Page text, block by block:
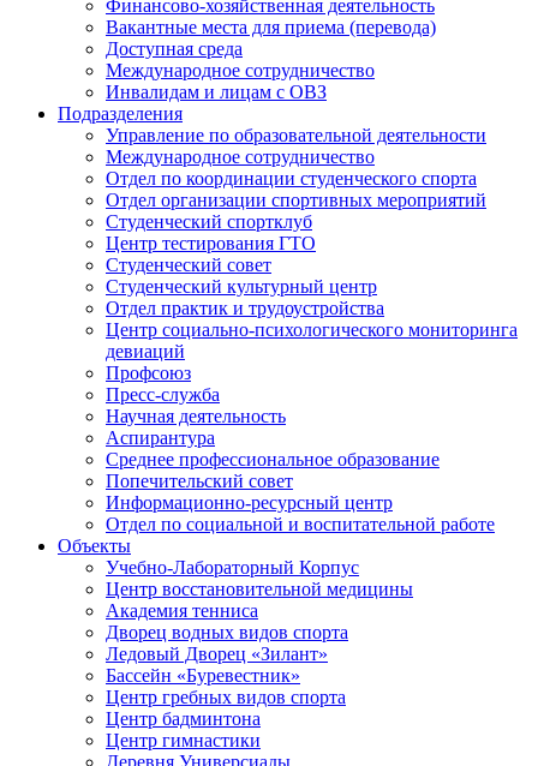
Финансово-хозяйственная деятельность
Вакантные места для приема (перевода)
Доступная среда
Международное сотрудничество
Инвалидам и лицам с ОВЗ
Подразделения
Управление по образовательной деятельности
Международное сотрудничество
Отдел по координации студенческого спорта
Отдел организации спортивных мероприятий
Студенческий спортклуб
Центр тестирования ГТО
Студенческий совет
Студенческий культурный центр
Отдел практик и трудоустройства
Центр социально-психологического мониторинга
девиаций
Профсоюз
Пресс-служба
Научная деятельность
Аспирантура
Среднее профессиональное образование
Попечительский совет
Информационно-ресурсный центр
Отдел по социальной и воспитательной работе
Объекты
Учебно-Лабораторный Корпус
Центр восстановительной медицины
Академия тенниса
Дворец водных видов спорта
Ледовый Дворец «Зилант»
Бассейн «Буревестник»
Центр гребных видов спорта
Центр бадминтона
Центр гимнастики